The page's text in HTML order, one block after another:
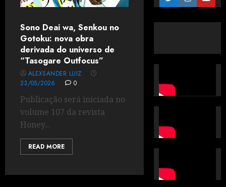
Sono Deai wa, Senkou no
Gotoku: nova obra
derivada do universo de
“Tasogare Outfocus”
ALEXSANDER LUIZ
23/05/2026
0
Publicação será iniciada no
volume 107 da revista
Honey...
READ MORE